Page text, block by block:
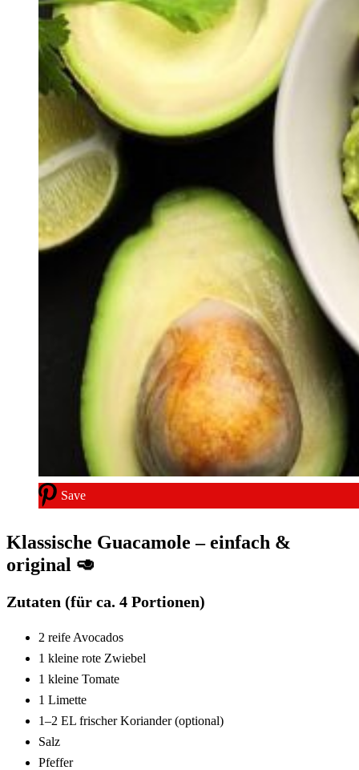
Save
Klassische Guacamole – einfach &
original 🥑
Zutaten (für ca. 4 Portionen)
2 reife Avocados
1 kleine rote Zwiebel
1 kleine Tomate
1 Limette
1–2 EL frischer Koriander (optional)
Salz
Pfeffer